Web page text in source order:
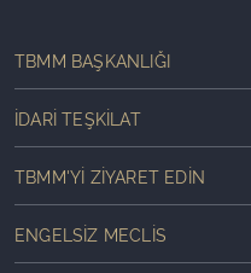
TBMM BAŞKANLIĞI
İDARI TEŞKILAT
TBMM'YI ZIYARET EDIN
ENGELSIZ MECLIS